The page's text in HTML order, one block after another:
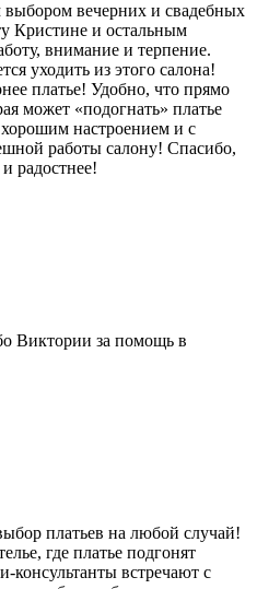
вечерних и свадебных
Кристине и остальным
внимание и терпение.
уходить из этого салона!
платье! Удобно, что прямо
может «подогнать» платье
настроением и с
работы салону! Спасибо,
радостнее!
Виктории за помощь в
платьев на любой случай!
где платье подгонят
консультанты встречают с